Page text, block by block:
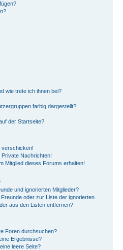
wie trete ich ihnen bei?
farbig dargestellt?
der Startseite?
verschicken!
Nachrichten!
Mitglied dieses Forums erhalten!
und ignorierten Mitglieder?
oder zur Liste der ignorierten
aus den Listen entfernen?
Foren durchsuchen?
Ergebnisse?
leere Seite?